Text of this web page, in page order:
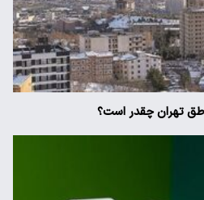
تهران چقدر است؟